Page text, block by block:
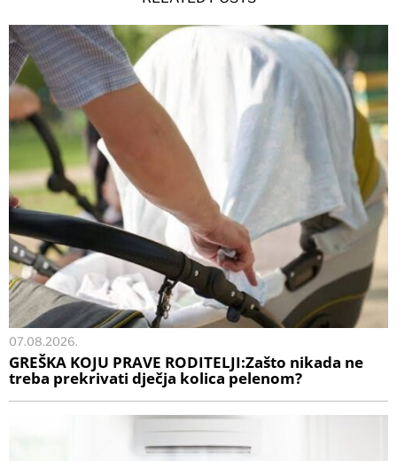
07.08.2026.
GREŠKA KOJU PRAVE RODITELJI:Zašto nikada ne
treba prekrivati dječja kolica pelenom?